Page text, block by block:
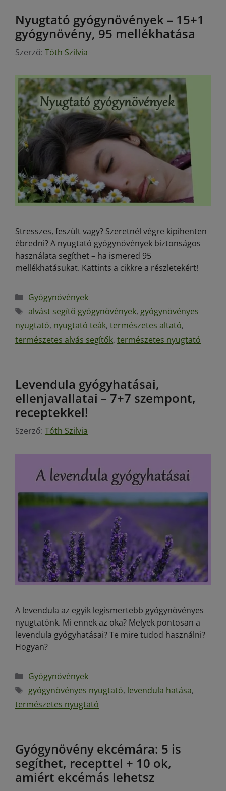
Nyugtató gyógynövények – 15+1
gyógynövény, 95 mellékhatása
Szerző: Tóth Szilvia
Stresszes, feszült vagy? Szeretnél végre kipihenten
ébredni? A nyugtató gyógynövények biztonságos
használata segíthet – ha ismered 95
mellékhatásukat. Kattints a cikkre a részletekért!
Gyógynövények
alvást segítő gyógynövények, gyógynövényes
nyugtató, nyugtató teák, természetes altató,
természetes alvás segítők, természetes nyugtató
Levendula gyógyhatásai,
ellenjavallatai – 7+7 szempont,
receptekkel!
Szerző: Tóth Szilvia
A levendula az egyik legismertebb gyógynövényes
nyugtatónk. Mi ennek az oka? Melyek pontosan a
levendula gyógyhatásai? Te mire tudod használni?
Hogyan?
Gyógynövények
gyógynövényes nyugtató, levendula hatása,
természetes nyugtató
Gyógynövény ekcémára: 5 is
segíthet, recepttel + 10 ok,
amiért ekcémás lehetsz